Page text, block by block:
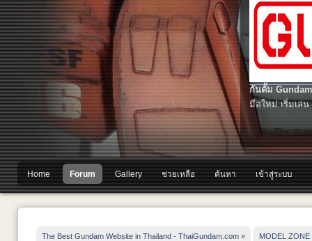
กันดั้ม
มือใหม่ เริ่มเล่น
Home Forum Gallery ช่วยเหลือ ค้นหา เข้าสู่ระบบ
The Best Gundam Website in Thailand - ThaiGundam.com » MODEL ZONE